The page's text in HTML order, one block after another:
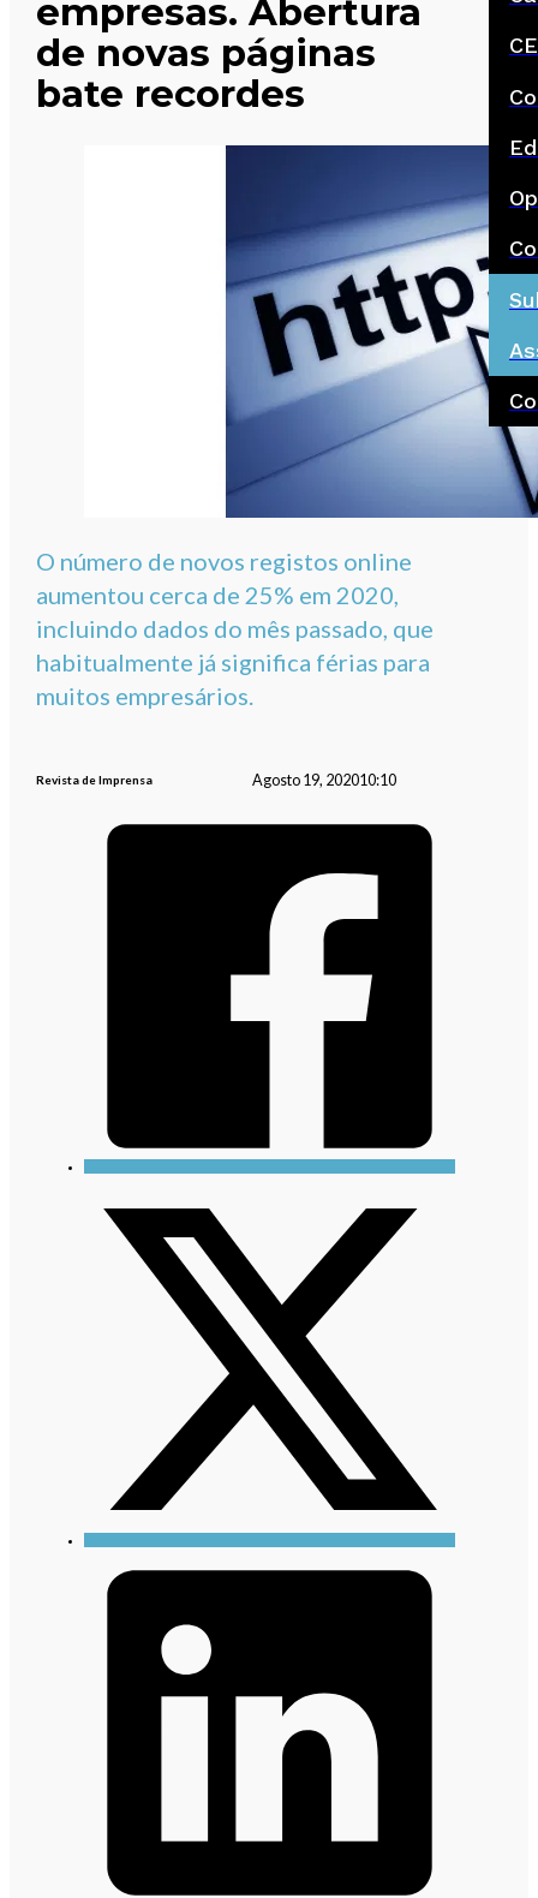
empresas. Abertura
de novas páginas
bate recordes
O número de novos registos online
aumentou cerca de 25% em 2020,
incluindo dados do mês passado, que
habitualmente já significa férias para
muitos empresários.
Revista de Imprensa Agosto 19, 202010:10